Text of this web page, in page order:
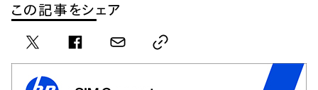
この記事をシェア